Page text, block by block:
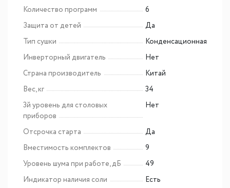
Количество программ
6
Защита от детей
Да
Тип сушки
Конденсационная
Инверторный двигатель
Нет
Страна производитель
Китай
Вес, кг
34
3й уровень для столовых
приборов
Нет
Отсрочка старта
Да
Вместимость комплектов
9
Уровень шума при работе, дБ
49
Индикатор наличия соли
Есть